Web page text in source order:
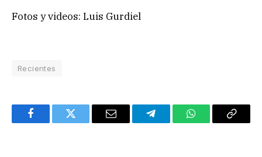
Fotos y videos: Luis Gurdiel
Recientes
FacebookTwitter Email TelegramWhatsAppCopy